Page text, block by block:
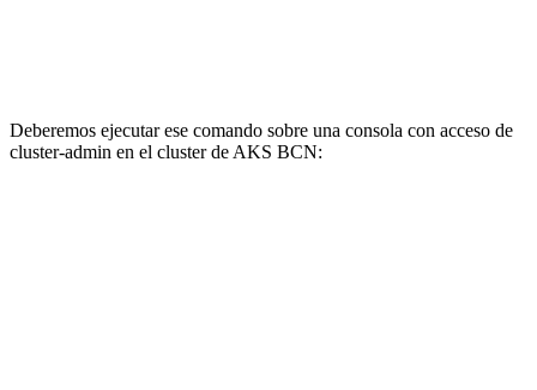
Deberemos ejecutar ese comando sobre una consola con acceso de
cluster-admin en el cluster de AKS BCN: